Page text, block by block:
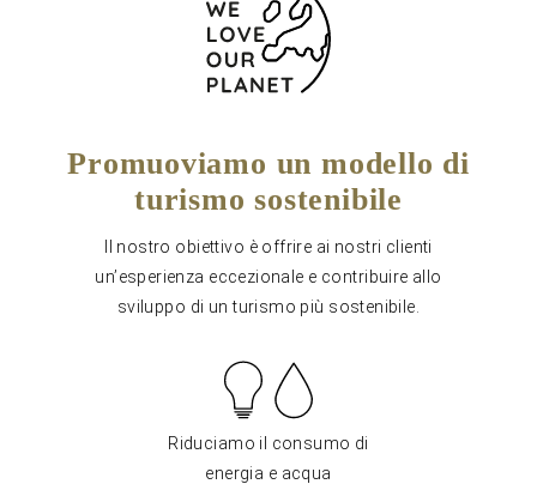
Promuoviamo un modello di
turismo sostenibile
Il nostro obiettivo è offrire ai nostri clienti
un’esperienza eccezionale e contribuire allo
sviluppo di un turismo più sostenibile.
Riduciamo il consumo di
energia e acqua